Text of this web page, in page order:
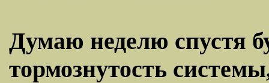
Думаю неделю спустя
тормознутость